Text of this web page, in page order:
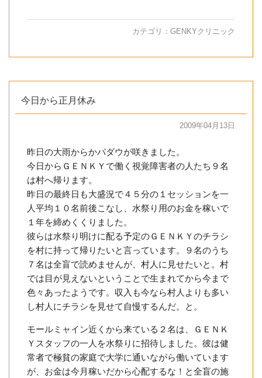
カテゴリ： GENKYクリニック
今日から正月休み
2009年04月13日
昨日の大雨からかパダウが咲きました。
今日からＧＥＮＫＹで働く視覚障害者の人たち９名
は村へ帰ります。
昨日の最終日も大盛況で４５分の１セッションを一
人平均１０名前後こなし、水祭り用のお金を稼いで
１年を締めくくりました。
彼らは水祭り明けに配る予定のＧＥＮＫＹのチラシ
を村に持って帰りたいと言っています。９名のうち
７名は全盲で読めませんが、村人に見せたいと。村
では目が見えないということで生まれてから今まで
色々あったようです。収入も今なら村人よりも多い
し村人にチラシを見せて自慢するんだ。と。
モールミャイン近くから来ている２名は、ＧＥＮＫ
Ｙスタッフの一人を水祭りに招待しました。彼は健
常者で極貧の家庭で大学に通いながら働いています
が、お金は今月稼いだから心配するな！と全盲の施